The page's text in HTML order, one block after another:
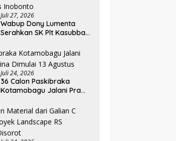
Juli 27, 2026
Wabup Dony Lumenta
Serahkan SK Plt Kasubbag
Kepala UPTD Puskesmas
Inobonto
Juli 24, 2026
36 Calon Paskibraka
Kotamobagu Jalani Pra
Agustus